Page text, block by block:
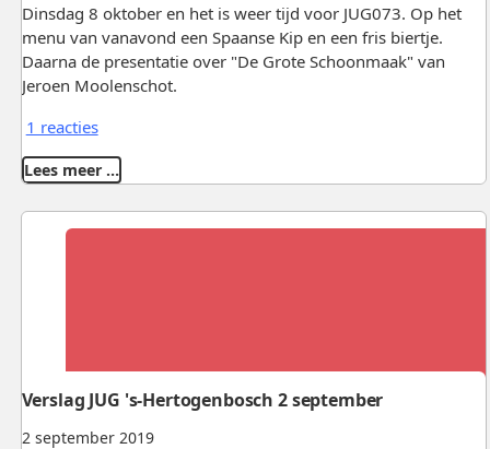
Dinsdag 8 oktober en het is weer tijd voor JUG073. Op het
menu van vanavond een Spaanse Kip en een fris biertje.
Daarna de presentatie over "De Grote Schoonmaak" van
Jeroen Moolenschot.
1 reacties
Lees meer …
2 september 2019
Verslag JUG 's-Hertogenbosch 2 september